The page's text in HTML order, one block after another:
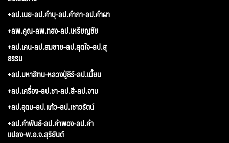
+ลป.เนย-ลป.คำบุ-ลป.คำภา-ลป.คำผา
+ลพ.คูณ-ลพ.ทอง-ลป.เหรียญชัย
+ลป.เคน-ลป.สมชาย-ลป.สุดใจ-ลป.สุ
ธรรม
+ลป.มหาสีทน-หลวงปู่ธีร์-ลป.เมี้ยน
+ลป.เครื่อง-ลป.ชา-ลป.สี-ลป.จาม
+ลป.อุดม-ลป.แก้ว-ลป.เชาวรัตน์
+ลป.คำพันธ์-ลป.คำพอง-ลป.คำ
แปลง-พ.อ.จ.สุริยันต์